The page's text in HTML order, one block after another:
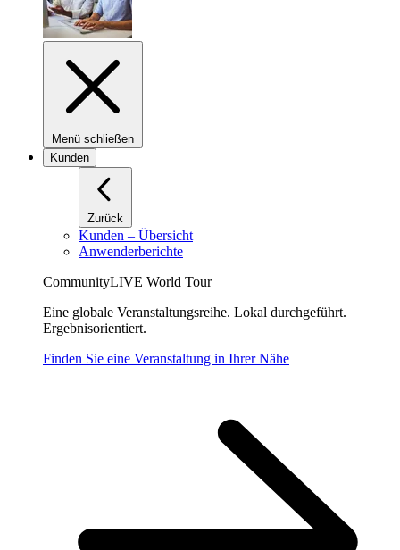
Menü schließen
Kunden
Zurück
Kunden – Übersicht
Anwenderberichte
CommunityLIVE World Tour
Eine globale Veranstaltungsreihe. Lokal durchgeführt.
Ergebnisorientiert.
Finden Sie eine Veranstaltung in Ihrer Nähe